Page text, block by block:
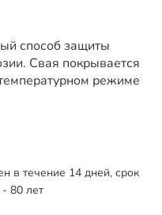
способ защиты
Свая покрывается
режиме
в течение 14 дней, срок
80 лет